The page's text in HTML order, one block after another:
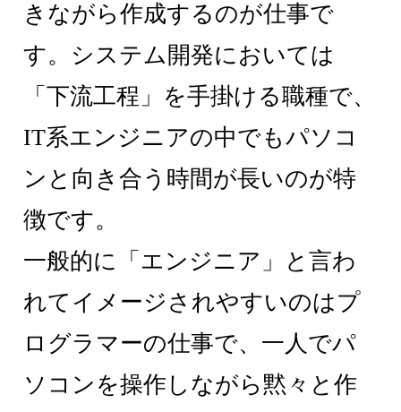
きながら作成するのが仕事で
す。システム開発においては
「下流工程」を手掛ける職種で、
IT系エンジニアの中でもパソコ
ンと向き合う時間が長いのが特
徴です。
一般的に「エンジニア」と言わ
れてイメージされやすいのはプ
ログラマーの仕事で、一人でパ
ソコンを操作しながら黙々と作